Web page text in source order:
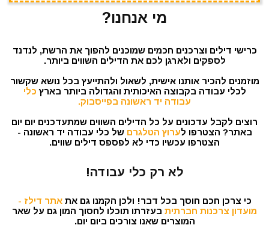
מי אנחנו?
כרישי דילים וצרכנים חכמים שמוכנים להפוך את הרשת, לנדנד
לספקים ולארגן לכם את הדילים השווים ביותר.
מוזמנים להכיר אותנו אישית, לשאול ולהתייעץ בכל נושא שקשור
לכלי עבודה בקבוצה האיכותית והגדולה ביותר בארץ כלי
עבודה יד ראשונה בפייסבוק.
רוצים לקבל עדכונים על כל הדילים השווים שמתעדכנים יום יום
באתר? הצטרפו לערוץ הטלגרם של כלי עבודה יד ראשונה -
הצטרפו עכשיו כדי לא לפספס דילים שווים.
לא רק כלי עבודה!
כי צרכן חכם חוסך בכל דבר! ולכן הקמנו גם אתאתר דילז -
מועדון צרכנות חברתית בעזרתו תוכלו לחסוך המון גם על שאר
המוצרים שאנו צורכים ביום יום.